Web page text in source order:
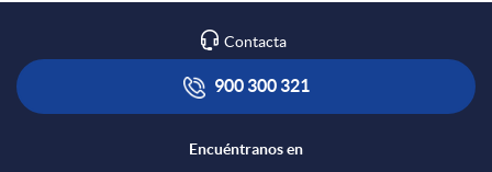
Contacta
900 300 321
Encuéntranos en